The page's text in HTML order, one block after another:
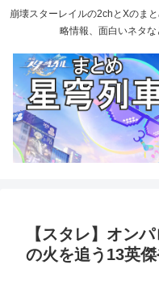
崩壊スターレイルの2chとXのま
略情報、面白いネタな
【スタレ】オン
の火を追う13英